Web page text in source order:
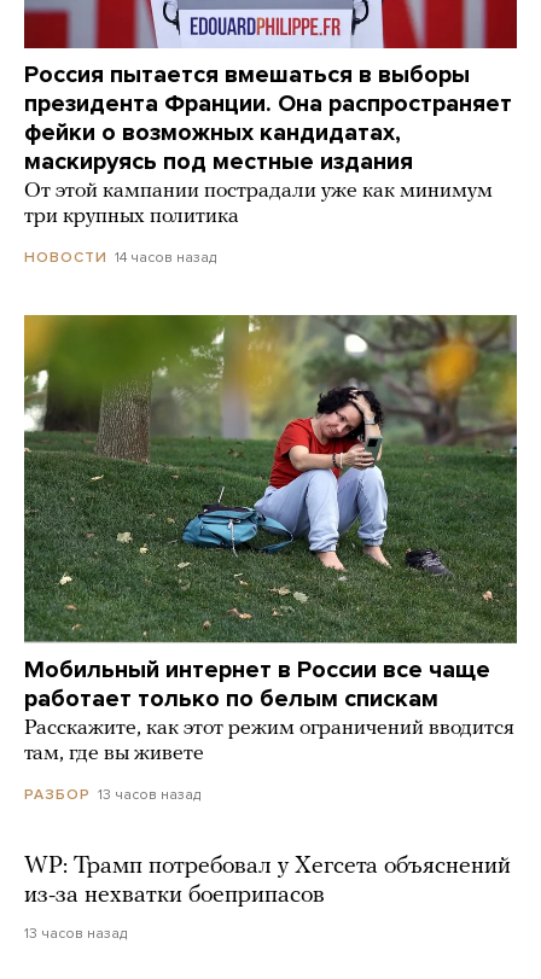
Россия пытается вмешаться в выборы
президента Франции. Она распространяет
фейки о возможных кандидатах,
маскируясь под местные издания
От этой кампании пострадали уже как минимум
три крупных политика
НОВОСТИ 14 часов назад
Мобильный интернет в России все чаще
работает только по белым спискам
Расскажите, как этот режим ограничений вводится
там, где вы живете
РАЗБОР 13 часов назад
WP: Трамп потребовал у Хегсета объяснений
из-за нехватки боеприпасов
13 часов назад